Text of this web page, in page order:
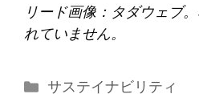
リード画像：タダウェブ
れていません。
カ
サステイナビリティ